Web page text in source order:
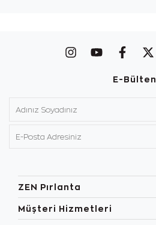
E-Bülten
ZEN Pırlanta
Müşteri Hizmetleri